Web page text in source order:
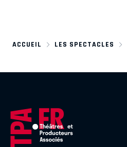
ACCUEIL LES SPECTACLES